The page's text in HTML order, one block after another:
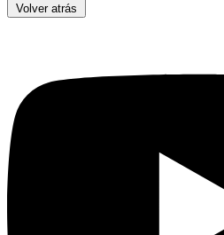
Volver atrás